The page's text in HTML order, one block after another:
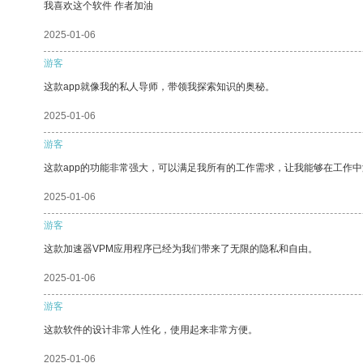
我喜欢这个软件 作者加油
2025-01-06
游客
这款app就像我的私人导师，带领我探索知识的奥秘。
2025-01-06
游客
这款app的功能非常强大，可以满足我所有的工作需求，让我能够在工作中
2025-01-06
游客
这款加速器VPM应用程序已经为我们带来了无限的隐私和自由。
2025-01-06
游客
这款软件的设计非常人性化，使用起来非常方便。
2025-01-06